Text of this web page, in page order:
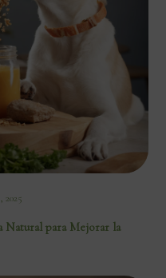
2025
Natural para Mejorar la